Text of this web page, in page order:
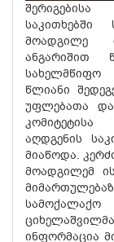
საკითხებში
მოადგილე
ანგარიშით
სახელმწიფო
წლიანი
უფლებათა
აღდგენის
მიაწოდა.
მოადგილემ
ინფორმაცია